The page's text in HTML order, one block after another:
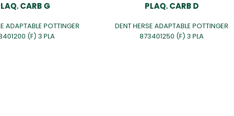
CARB G
ADAPTABLE POTTINGER
(F) 3 PLA
PLAQ. CARB D
DENT HERSE ADAPTABLE POTTINGER
873401250 (F) 3 PLA